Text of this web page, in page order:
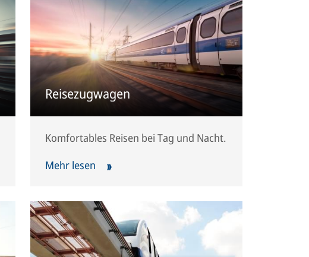
Reisezugwagen
Komfortables Reisen bei Tag und Nacht.
Mehr lesen